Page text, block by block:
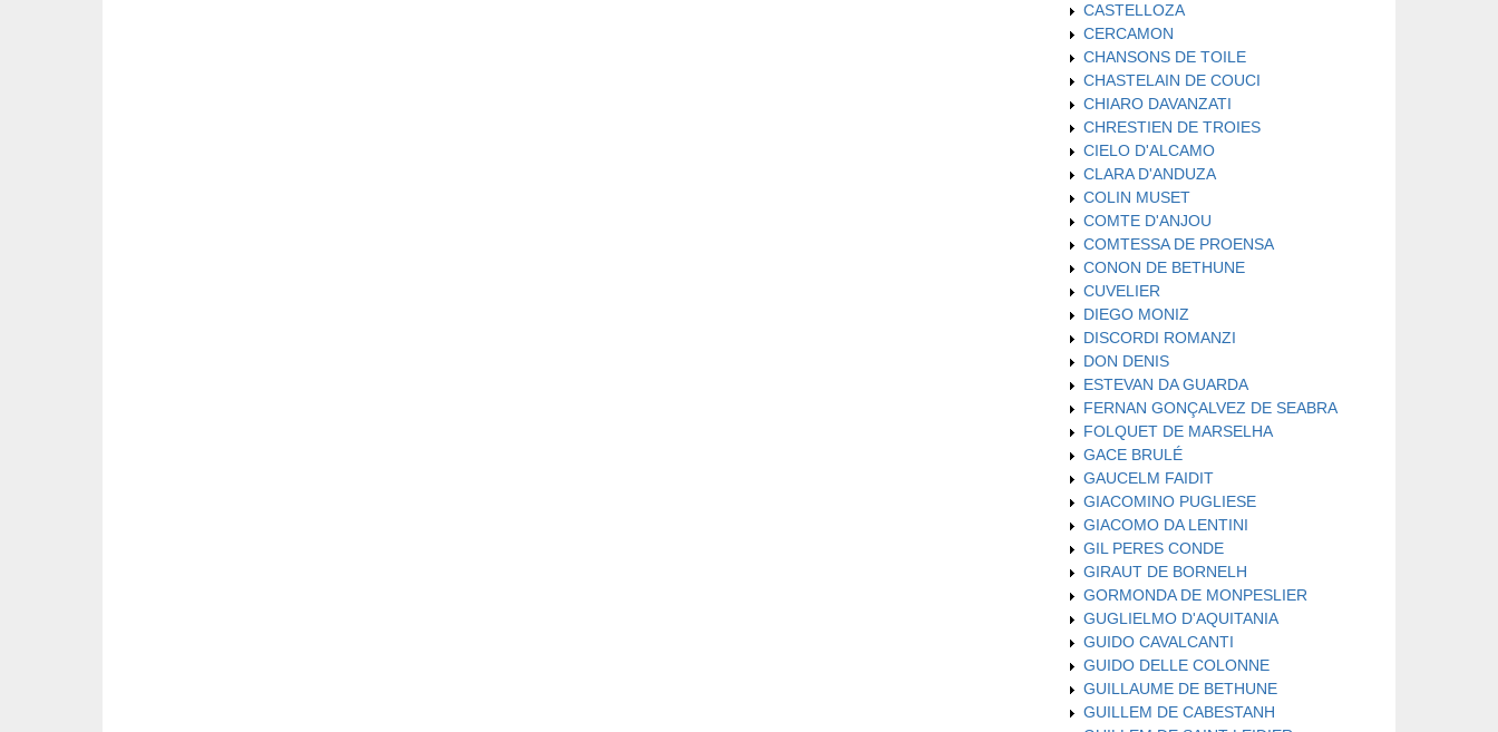
CASTELLOZA
CERCAMON
CHANSONS DE TOILE
CHASTELAIN DE COUCI
CHIARO DAVANZATI
CHRESTIEN DE TROIES
CIELO D'ALCAMO
CLARA D'ANDUZA
COLIN MUSET
COMTE D'ANJOU
COMTESSA DE PROENSA
CONON DE BETHUNE
CUVELIER
DIEGO MONIZ
DISCORDI ROMANZI
DON DENIS
ESTEVAN DA GUARDA
FERNAN GONÇALVEZ DE SEABRA
FOLQUET DE MARSELHA
GACE BRULÉ
GAUCELM FAIDIT
GIACOMINO PUGLIESE
GIACOMO DA LENTINI
GIL PERES CONDE
GIRAUT DE BORNELH
GORMONDA DE MONPESLIER
GUGLIELMO D'AQUITANIA
GUIDO CAVALCANTI
GUIDO DELLE COLONNE
GUILLAUME DE BETHUNE
GUILLEM DE CABESTANH